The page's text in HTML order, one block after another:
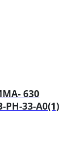
630
PH-33-A0(1)